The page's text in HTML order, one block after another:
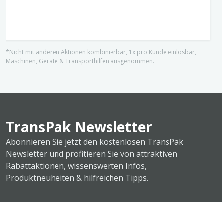
*Nicht mit anderen Aktionen kombinierbar, 1x pro Kunde einlösbar,
Maschinen, Geräte & Transporthilfen ausgenommen.
TransPak Newsletter
Abonnieren Sie jetzt den kostenlosen TransPak
Newsletter und profitieren Sie von attraktiven
Rabattaktionen, wissenswerten Infos,
Produktneuheiten & hilfreichen Tipps.